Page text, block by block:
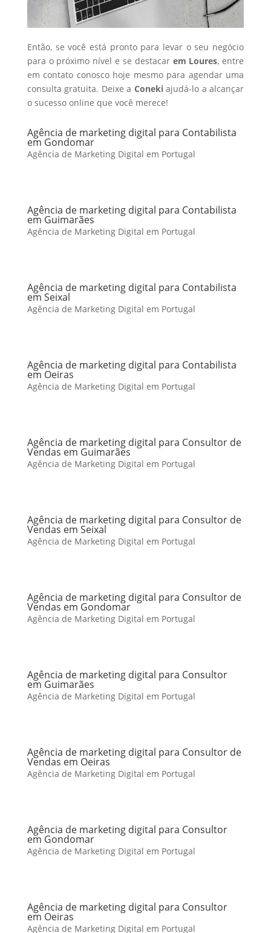
Então, se você está pronto para levar o seu negócio
para o próximo nível e se destacar em Loures, entre
em contato conosco hoje mesmo para agendar uma
consulta gratuita. Deixe a Conekiajudá-lo a alcançar
o sucesso online que você merece!
Agência de marketing digital para Contabilista
em Gondomar
Agência de Marketing Digital em Portugal
Agência de marketing digital para Contabilista
em Guimarães
Agência de Marketing Digital em Portugal
Agência de marketing digital para Contabilista
em Seixal
Agência de Marketing Digital em Portugal
Agência de marketing digital para Contabilista
em Oeiras
Agência de Marketing Digital em Portugal
Agência de marketing digital para Consultor de
Vendas em Guimarães
Agência de Marketing Digital em Portugal
Agência de marketing digital para Consultor de
Vendas em Seixal
Agência de Marketing Digital em Portugal
Agência de marketing digital para Consultor de
Vendas em Gondomar
Agência de Marketing Digital em Portugal
Agência de marketing digital para Consultor
em Guimarães
Agência de Marketing Digital em Portugal
Agência de marketing digital para Consultor de
Vendas em Oeiras
Agência de Marketing Digital em Portugal
Agência de marketing digital para Consultor
em Gondomar
Agência de Marketing Digital em Portugal
Agência de marketing digital para Consultor
em Oeiras
Agência de Marketing Digital em Portugal